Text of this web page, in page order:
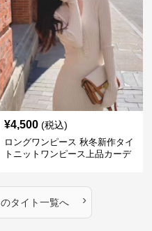
¥4,500 (税込)
ロングワンピース 秋冬新作タイ
トニットワンピース上品カーデ
のタイト一覧へ ›